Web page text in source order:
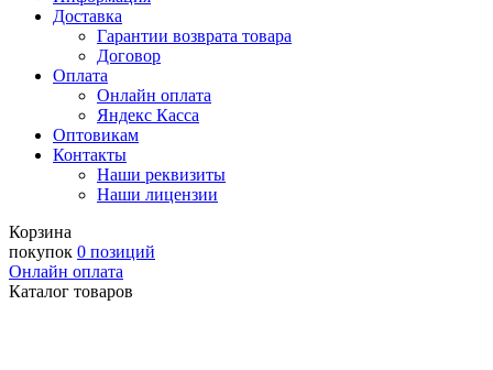
Доставка
Гарантии возврата товара
Договор
Оплата
Онлайн оплата
Яндекс Касса
Оптовикам
Контакты
Наши реквизиты
Наши лицензии
Корзина
покупок 0 позиций
Онлайн оплата
Каталог товаров